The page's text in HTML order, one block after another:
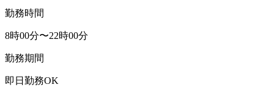
勤務時間
8時00分〜22時00分
勤務期間
即日勤務OK